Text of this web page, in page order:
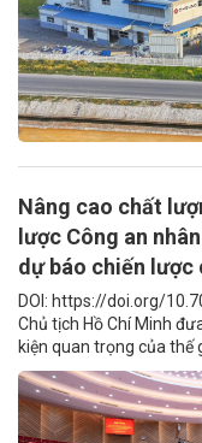
Nâng cao chất
lược Công an
dự báo chiến lược
DOI: https://doi.org/
Chủ tịch Hồ Chí Minh
kiện quan trọng của thế